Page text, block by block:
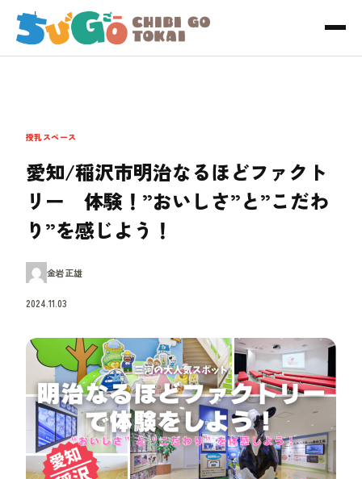
授乳スペース
愛知/稲沢市明治なるほどファクト
リー 体験！”おいしさ”と”こだわ
り”を感じよう！
金岩正雄
2024.11.03